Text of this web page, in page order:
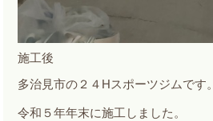
施工後
多治見市の２４Hスポーツジムです。
令和５年年末に施工しました。